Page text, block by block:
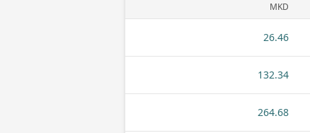
MKD
26.46
132.34
264.68